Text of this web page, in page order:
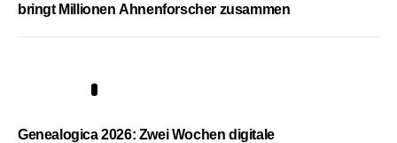
bringt Millionen Ahnenforscher zusammen
Genealogica 2026: Zwei Wochen digitale